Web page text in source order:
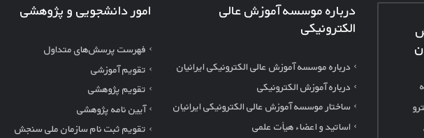
امور دانشجویی و پژوهشی
فهرست پرسش‌های متداول
تقویم آموزشی
تقویم پژوهشی
آیین نامه پژوهشی
تقویم ثبت نام سازمان ملی سنجش
درباره موسسه آموزش عالی
الکترونیکی
درباره موسسه آموزش عالی الکترونیکی ایرانیان
درباره آموزش الکترونیکی
ساختار موسسه آموزش عالی الکترونیکی ایرانیان
اساتید و اعضاء هیأت علمی